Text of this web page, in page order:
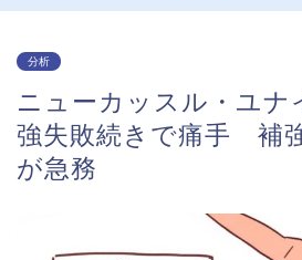
分析
ニューカッスル・ユナ
強失敗続きで痛手 補
が急務